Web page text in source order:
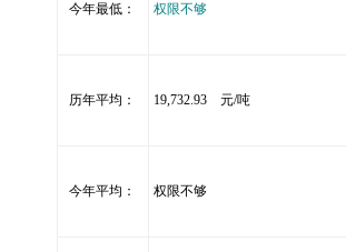
今年最低： 权限不够
历年平均： 19,732.93 元/吨
今年平均： 权限不够